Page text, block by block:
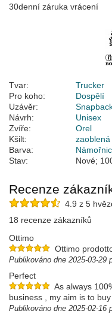
30denní záruka vrácení
Tvar:
Trucker
Pro koho:
Dospělí
Uzávěr:
Návrh:
Unisex
Zvíře:
Orel
Kšilt:
zaoblená
Barva:
Stav:
Nové;
Recenze
4.9 z 5
18 recenze zákazníků
Ottimo
Ottimo
Publikováno dne 2025-03-29
Perfect
As always
business , my aim is to
Publikováno dne 2025-02-16